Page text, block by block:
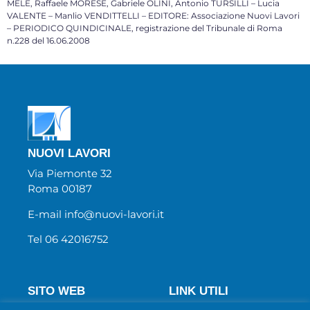
MELE, Raffaele MORESE, Gabriele OLINI, Antonio TURSILLI – Lucia
VALENTE – Manlio VENDITTELLI – EDITORE: Associazione Nuovi Lavori
– PERIODICO QUINDICINALE, registrazione del Tribunale di Roma
n.228 del 16.06.2008
NUOVI LAVORI
Via Piemonte 32
Roma 00187
E-mail info@nuovi-lavori.it
Tel 06 42016752
SITO WEB LINK UTILI